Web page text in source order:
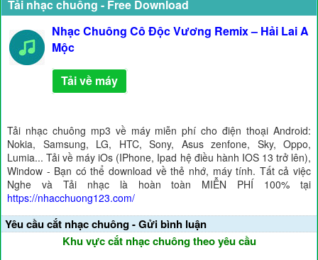
Tải nhạc chuông - Free Download
Nhạc Chuông Cô Độc Vương Remix – Hải Lai A
Mộc
Tải về máy
Tải nhạc chuông mp3 về máy miễn phí cho điện thoại Android:
Nokia, Samsung, LG, HTC, Sony, Asus zenfone, Sky, Oppo,
Lumia... Tải về máy iOs (IPhone, Ipad hệ điều hành IOS 13 trở lên),
Window - Bạn có thể download về thẻ nhớ, máy tính. Tất cả việc
Nghe và Tải nhạc là hoàn toàn MIỄN PHÍ 100% tại
https://nhacchuong123.com/
Yêu cầu cắt nhạc chuông - Gửi bình luận
Khu vực cắt nhạc chuông theo yêu cầu